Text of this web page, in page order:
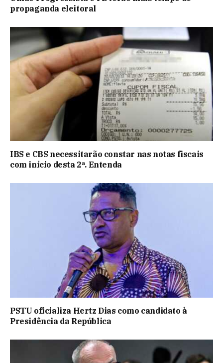
propaganda eleitoral
IBS e CBS necessitarão constar nas notas fiscais
com início desta 2ª. Entenda
PSTU oficializa Hertz Dias como candidato à
Presidência da República